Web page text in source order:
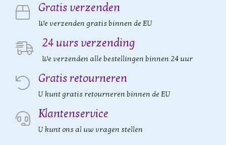
Gratis verzenden
We verzenden gratis binnen de EU
24 uurs verzending
We verzenden alle bestellingen binnen 24 uur
Gratis retourneren
U kunt gratis retourneren binnen de EU
Klantenservice
U kunt ons al uw vragen stellen